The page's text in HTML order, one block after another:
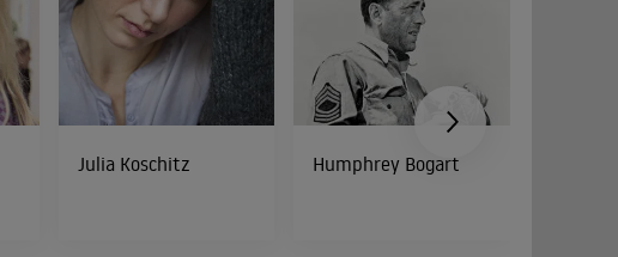
Julia Koschitz Humphrey Bogart